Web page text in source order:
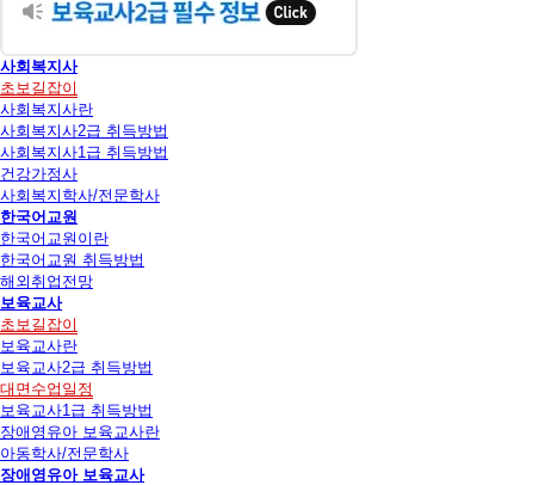
사회복지사
초보길잡이
사회복지사란
사회복지사2급 취득방법
사회복지사1급 취득방법
건강가정사
사회복지학사/전문학사
한국어교원
한국어교원이란
한국어교원 취득방법
해외취업전망
보육교사
초보길잡이
보육교사란
보육교사2급 취득방법
대면수업일정
보육교사1급 취득방법
장애영유아 보육교사란
아동학사/전문학사
장애영유아 보육교사